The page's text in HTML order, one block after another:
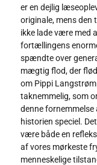
er en dejlig
originale, mens den
ikke lade være med
fortællingens
spændte over
mægtig flod, der
om Pippi
taknemmelig, som
denne fornemmelse
historien speciel.
være både en
af vores mørkeste
menneskelige